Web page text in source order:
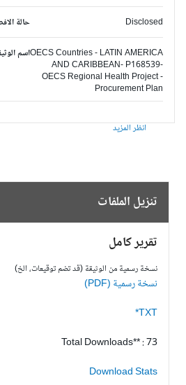
حالة الافصاح Disclosed
اسم الوثيقةOECS Countries - LATIN AMERICA
AND CARIBBEAN- P168539-
OECS Regional Health Project -
Procurement Plan
انظر المزيد
تنزيل الملفات
تقرير كامل
نسخة رسمية من الوثيقة (قد تضم توقيعات، الخ)
نسخة رسمية (PDF)
TXT*
Total Downloads** : 73
Download Stats